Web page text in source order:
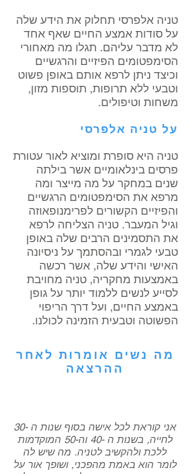
טניה אלפרסי תחלוק את הידע שלה
על סודות אמצע החיים שאף אחד
לא מדבר עליהם. תגלו מה מאחורי
הסימפטומים הפיזיים והרגשיים
וכיצד ניתן לרפא אותם באופן פשוט
וטבעי ללא תרופות, תוספות מזון,
משחות וטיפולים.
על טניה אלפרסי
טניה היא סופרת ומוציא לאור עטורת
פרסים בינלאומיים אשר בילתה
שנים במחקר על מה מייצר ומה
מרפא את הסימפטומים הרגשיים
והפיזיים הקשורים לפרימנופאוזה
וגיל המעבר. טניה הצליחה לרפא
את התסמינים הרבים שלה באופן
טבעי לגמרי ובהסתמך על ניסיונה
האישי והידע שלה, אשר רכשה
באמצעות מחקריה, טניה מחויבת
לסייע לנשים ללמוד יותר על גופן
באמצע החיים, ועל דרך הריפוי
הפשוטה וטבעית הזמינה לכולנו.
מה נשים אומרות לאחר
ההרצאה
אני קוראת לכל אישה בסוף שנות ה -30
לחייה, בשנות ה -40 וה-50 המוקדמות
ללכת ולהקשיב לטניה. מה שיש לה
לומר הוא באמת מהפכני, ושופך אור על